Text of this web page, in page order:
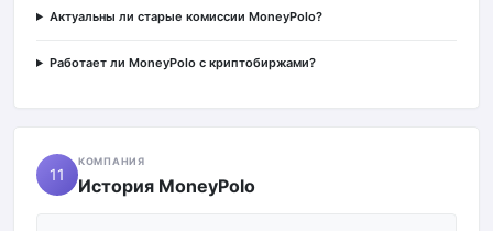
Актуальны ли старые комиссии MoneyPolo?
Работает ли MoneyPolo с криптобиржами?
11
КОМПАНИЯ
История MoneyPolo